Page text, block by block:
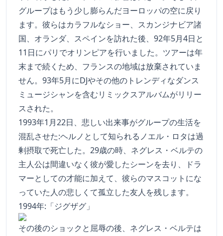
グループはもう少し膨らんだヨーロッパの空に戻り
ます。彼らはカラフルなショー、スカンジナビア諸
国、オランダ、スペインを訪れた後、92年5月4日と
11日にパリでオリンピアを行いました。ツアーは年
末まで続くため、フランスの地域は放棄されていま
せん。93年5月にDJやその他のトレンディなダンス
ミュージシャンを含むリミックスアルバムがリリー
スされた。
1993年1月22日、悲しい出来事がグループの生活を
混乱させた:ヘルノとして知られるノエル・ロタは過
剰摂取で死亡した。29歳の時、ネグレス・ベルテの
主人公は間違いなく彼が愛したシーンを去り、ドラ
マーとしての才能に加えて、彼らのマスコットにな
っていた人の悲しくて孤立した友人を残します。
1994年:「ジグザグ」
その後のショックと屈辱の後、ネグレス・ベルテは